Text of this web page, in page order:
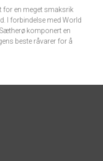
for en meget smaksrik
I forbindelse med World
komponert en
beste råvarer for å